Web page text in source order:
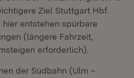
Ziel Stuttgart Hbf.
entstehen spürbare
(längere Fahrzeit,
erforderlich).
der Südbahn (Ulm –